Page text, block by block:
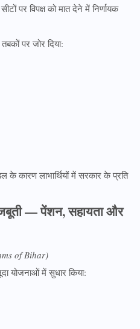
पर विपक्ष को मात देने में निर्णायक
पर जोर दिया:
कारण लाभार्थियों में सरकार के प्रति
— पेंशन, सहायता और
of Bihar)
योजनाओं में सुधार किया: